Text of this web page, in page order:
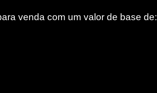
venda com um valor de base de: